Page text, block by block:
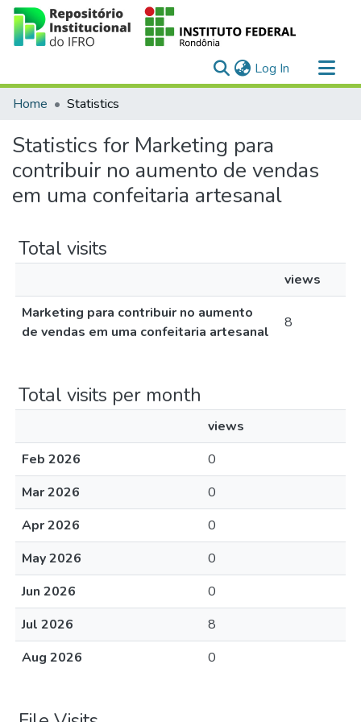
Log In (current)
Communities & Collections
Home Statistics
Statistics for Marketing para
contribuir no aumento de vendas
em uma confeitaria artesanal
Total visits
views
Marketing para contribuir no aumento
de vendas em uma confeitaria artesanal
8
Total visits per month
views
Feb 2026
0
Mar 2026
0
Apr 2026
0
May 2026
0
Jun 2026
0
Jul 2026
8
Aug 2026
0